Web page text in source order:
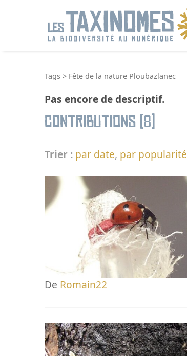
Tags > Fête de la nature Ploubazlanec
Pas encore de descriptif.
Contributions (8)
Trier : par date, par popularité
De Romain22